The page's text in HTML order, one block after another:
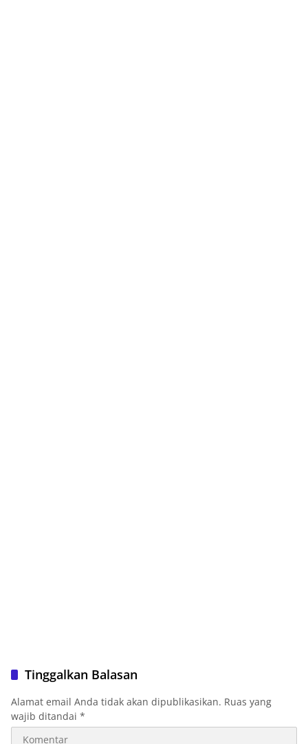
Tinggalkan Balasan
Alamat email Anda tidak akan dipublikasikan. Ruas yang
wajib ditandai *